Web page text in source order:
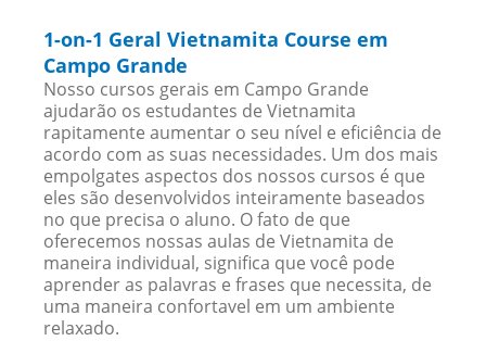
1-on-1 Geral Vietnamita Course em
Campo Grande
Nosso cursos gerais em Campo Grande
ajudarão os estudantes de Vietnamita
rapitamente aumentar o seu nível e eficiência de
acordo com as suas necessidades. Um dos mais
empolgates aspectos dos nossos cursos é que
eles são desenvolvidos inteiramente baseados
no que precisa o aluno. O fato de que
oferecemos nossas aulas de Vietnamita de
maneira individual, significa que você pode
aprender as palavras e frases que necessita, de
uma maneira confortavel em um ambiente
relaxado.